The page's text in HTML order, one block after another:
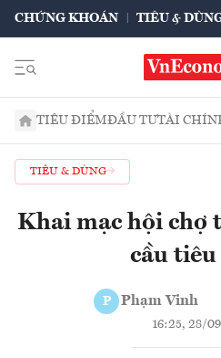
CHỨNG KHOÁN TIÊU &
TIÊU ĐIỂMĐẦU TƯTÀI
TIÊU & DÙNG
Khai mạc hội chợ
cầu
P Phạm Vinh
16:25, 28/